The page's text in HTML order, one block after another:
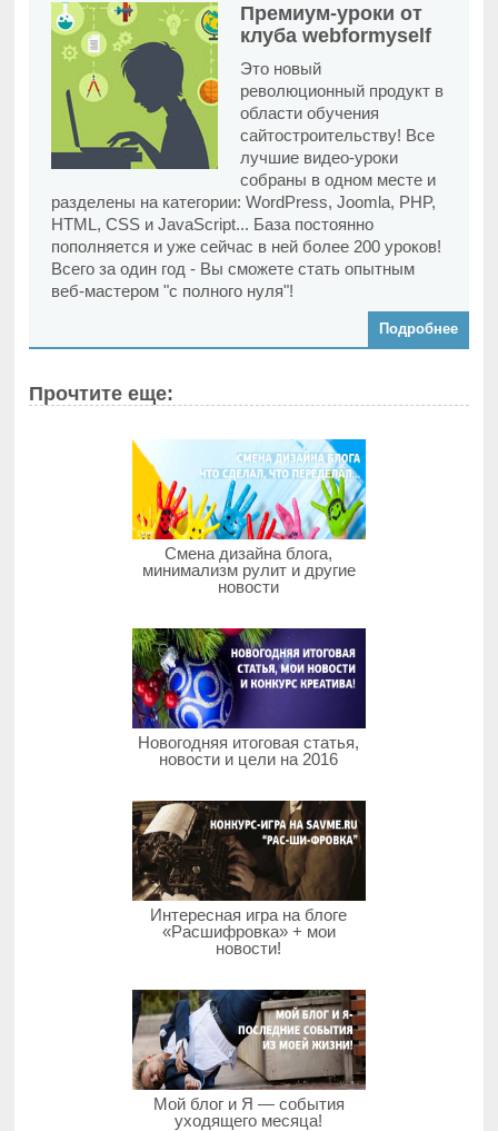
Премиум-уроки от
клуба webformyself
Это новый
революционный продукт в
области обучения
сайтостроительству! Все
лучшие видео-уроки
собраны в одном месте и
разделены на категории: WordPress, Joomla, PHP,
HTML, CSS и JavaScript... База постоянно
пополняется и уже сейчас в ней более 200 уроков!
Всего за один год - Вы сможете стать опытным
веб-мастером "с полного нуля"!
Подробнее
Прочтите еще:
Смена дизайна блога,
минимализм рулит и другие
новости
Новогодняя итоговая статья,
новости и цели на 2016
Интересная игра на блоге
«Расшифровка» + мои
новости!
Мой блог и Я — события
уходящего месяца!